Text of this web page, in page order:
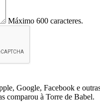
Máximo 600 caracteres.
Google, Facebook e
comparou à Torre de Babel.